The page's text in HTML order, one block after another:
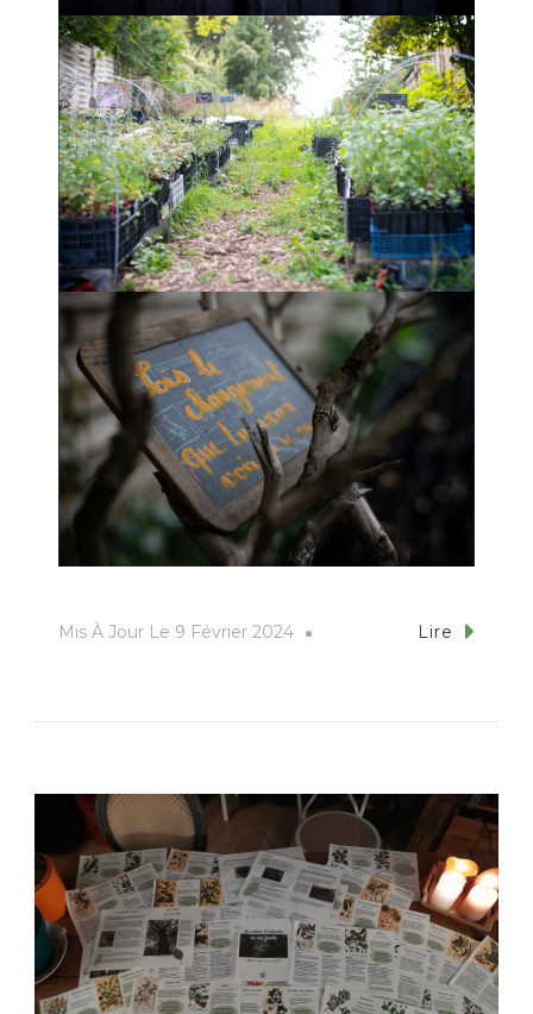
Mis À Jour Le 9 Février 2024 Lire